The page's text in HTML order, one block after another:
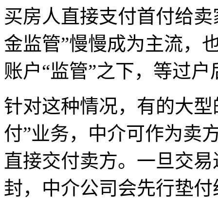
买房人直接支付首付给
金监管”慢慢成为主流，
账户“监管”之下，等过
针对这种情况，有的大
付”业务，中介可作为卖
直接交付卖方。一旦交
封，中介公司会先行垫